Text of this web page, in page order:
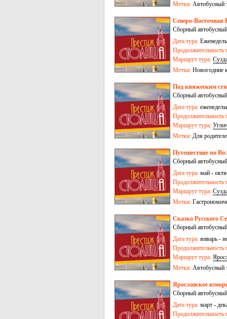
Метки: Автобусный
Северо-Восточная
Сборный
Дата тура:
Продолжительность
Маршрут тура:
Метки: Новогодние
Под княжеским
Сборный
Дата тура:
Продолжительность
Маршрут тура:
Метки: Для
Путешествие по
Сборный
Дата тура: май -
Продолжительность
Маршрут тура:
Метки:
Сказка Русского
Сборный
Дата тура: январь -
Продолжительность
Маршрут тура:
Метки: Автобусный
Ярославское
Сборный
Дата тура: март -
Продолжительность